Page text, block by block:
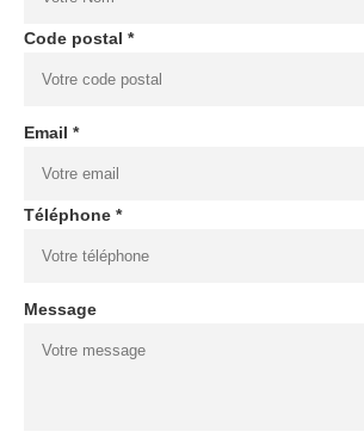
Code postal *
Email *
Téléphone *
Message